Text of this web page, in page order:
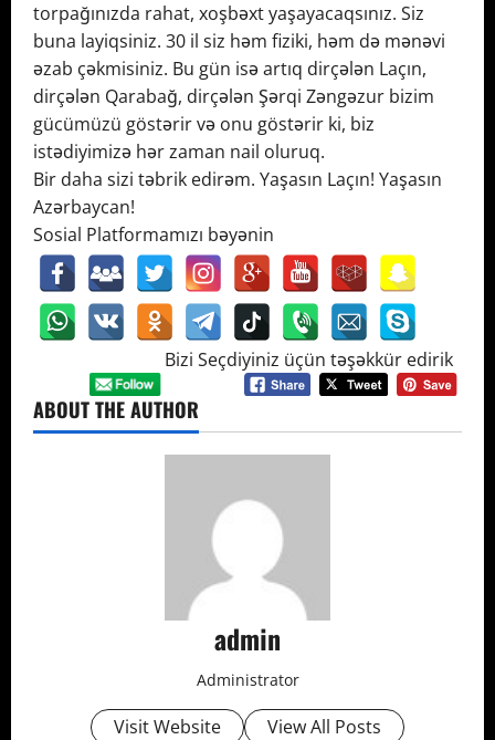
torpağınızda rahat, xoşbəxt yaşayacaqsınız. Siz
buna layiqsiniz. 30 il siz həm fiziki, həm də mənəvi
əzab çəkmisiniz. Bu gün isə artıq dirçələn Laçın,
dirçələn Qarabağ, dirçələn Şərqi Zəngəzur bizim
gücümüzü göstərir və onu göstərir ki, biz
istədiyimizə hər zaman nail oluruq.
Bir daha sizi təbrik edirəm. Yaşasın Laçın! Yaşasın
Azərbaycan!
Sosial Platformamızı bəyənin
Bizi Seçdiyiniz üçün təşəkkür edirik
ABOUT THE AUTHOR
admin
Administrator
Visit Website View All Posts